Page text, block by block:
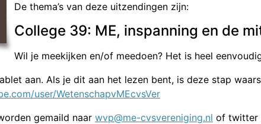
De thema’s van deze uitzendingen zijn:
College 39: ME, inspanning en de
Wil je meekijken en/of meedoen? Het is heel
aan. Als je dit aan het lezen bent, is deze stap
user/WetenschapvMEcvsVer
gemaild naar wvp@me-cvsvereniging.nl of twitter